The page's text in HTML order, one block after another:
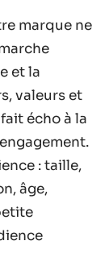
marque ne
et la
valeurs et
écho à la
: taille,
âge,